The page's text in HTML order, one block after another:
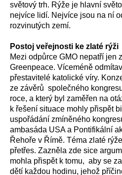
světový trh. Rýže je hlavní
nejvíce lidí. Nejvíce jsou na ní
rozvinutých zemí.
Postoj veřejnosti ke zlaté rýži
Mezi odpůrce GMO nepatří jen
Greenpeace. Víceméně
přestavitelé katolické víry.
ze závěrů společného
roce, a který byl zaměřen na
k řešení situace mohly přispět
uspořádání zmíněného
ambasáda USA a Pontifikální
Řehoře v Římě. Téma zlaté
přetřes. Zazněla zde sice
mohla přispět k tomu, aby se
dětí každou hodinu, jehož